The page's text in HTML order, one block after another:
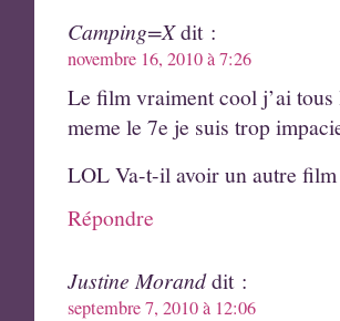
Camping=Xdit :
novembre 16, 2010 à 7:26
Le film vraiment cool j’ai
meme le 7e je suis trop
LOL Va-t-il avoir un autre film
Répondre
Justine Moranddit :
septembre 7, 2010 à 12:06